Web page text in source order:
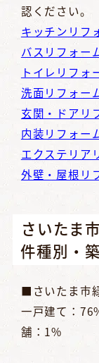
認ください。
キッチンリフ
バスリフォー
トイレリフォ
洗面リフォー
玄関・ドアリ
内装リフォー
エクステリア
外壁・屋根リ
さいたま
件種別・
■さいたま市
一戸建て：
舗：1%